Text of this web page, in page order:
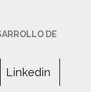
DE
Linkedin